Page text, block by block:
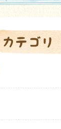
カテゴリ